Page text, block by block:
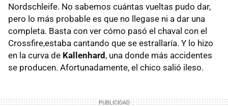
Nordschleife. No sabemos cuántas vueltas pudo dar,
pero lo más probable es que no llegase ni a dar una
completa. Basta con ver cómo pasó el chaval con el
Crossfire,estaba cantando que se estrallaría. Y lo hizo
en la curva de Kallenhard, una donde más accidentes
se producen. Afortunadamente, el chico salió ileso.